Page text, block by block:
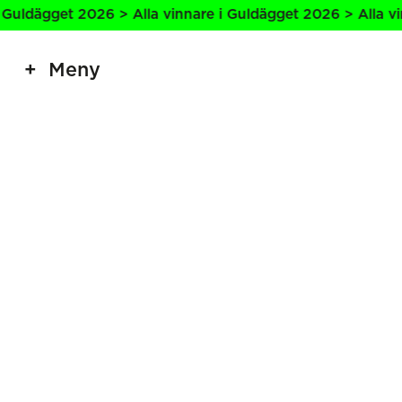
2026 > Alla vinnare i Guldägget 2026 > Alla
Meny